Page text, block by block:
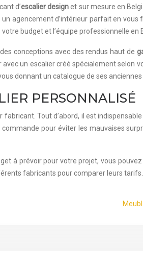
d’escalier designet sur mesure en
agencement d’intérieur parfait en vous
budget et l’équipe professionnelle en
conceptions avec des rendus haut de
un escalier créé spécialement selon
donnant un catalogue de ses anciennes
PERSONNALISÉ
Tout d’abord, il est
pour éviter les mauvaises
à prévoir pour votre projet, vous
fabricants pour comparer leurs tarifs.